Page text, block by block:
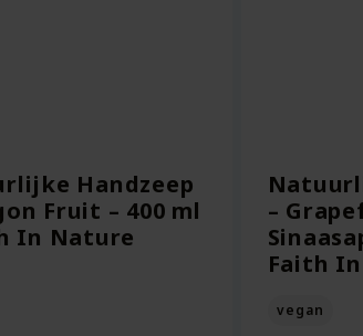
Handzeep
Fruit – 400 ml
In Nature
–
Faith
vegan